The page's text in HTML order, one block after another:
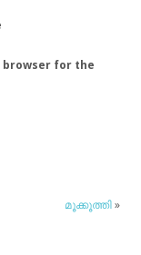
browser for the
മൂക്കൂത്തി»